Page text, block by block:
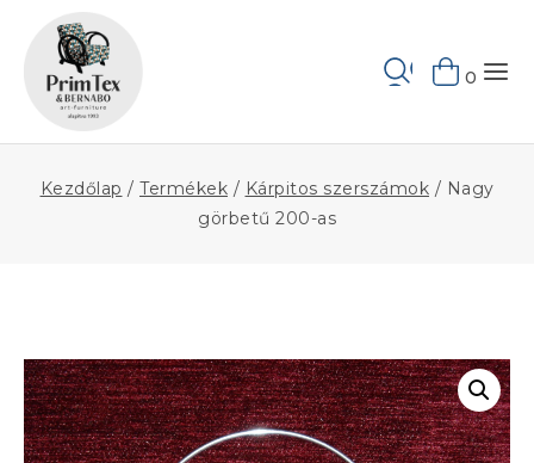
content
0
Kezdőlap / Termékek / Kárpitos szerszámok / Nagy
görbetű 200-as